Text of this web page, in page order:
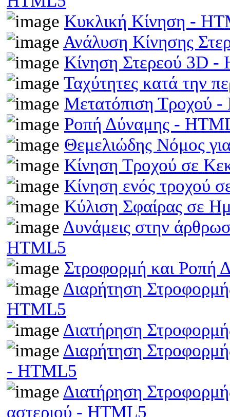
Κυκλική Κίνηση -
Ανάλυση Κίνησης
Κίνηση Στερεού 3D -
Ταχύτητες κατά την
Μετατόπιση Τροχού
Ροπή Δύναμης -
Θεμελιώδης Νόμος
Κίνηση Τροχού σε
Κίνηση ενός τροχού
Κύλιση Σφαίρας σε
Δυνάμεις στην
HTML5
Στροφορμή και Ροπή
Διαρήτηση
HTML5
Διατήρηση
Διαρήτηση
- HTML5
Διατήρηση
αστεριού - HTML5